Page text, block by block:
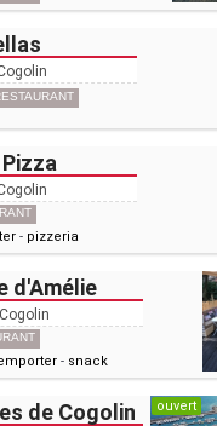
- pizzeria
d'Amélie
Cogolin
- snack
de Cogolin ouvert